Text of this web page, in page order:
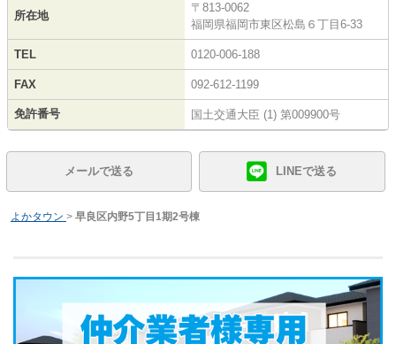
所在地
〒813-0062
福岡県福岡市東区松島６丁目6-33
TEL 0120-006-188
FAX 092-612-1199
免許番号 国土交通大臣 (1) 第009900号
メールで送る LINEで送る
よかタウン > 早良区内野5丁目1期2号棟